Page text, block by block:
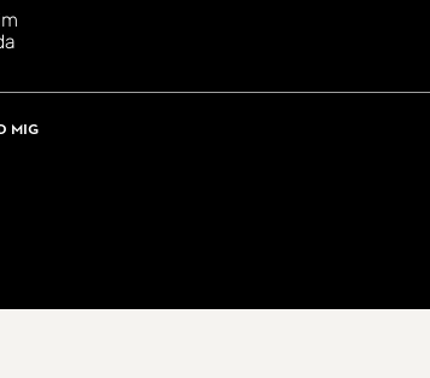
mig